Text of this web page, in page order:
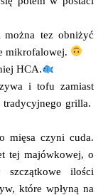
można tez obniżyć
mikrofalowej.
HCA.
i tofu zamiast
tradycyjnego grilla.
mięsa czyni cuda.
tej majówkowej, o
ilości
które wpłyną na